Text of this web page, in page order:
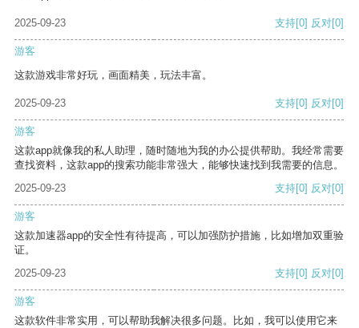
2025-09-23 支持[0] 反对[0]
游客
这款游戏非常好玩，画面精美，玩法丰富。
2025-09-23 支持[0] 反对[0]
游客
这款app就像我的私人助理，随时随地为我的办公提供帮助。我经常需要
查找资料，这款app的搜索功能非常强大，能够快速找到我需要的信息。
2025-09-23
支持[0] 反对[0]
游客
这款加速器app的安全性有待提高，可以加强防护措施，比如增加双重验
证。
2025-09-23
支持[0] 反对[0]
游客
这款软件非常实用，可以帮助我解决很多问题。比如，我可以使用它来